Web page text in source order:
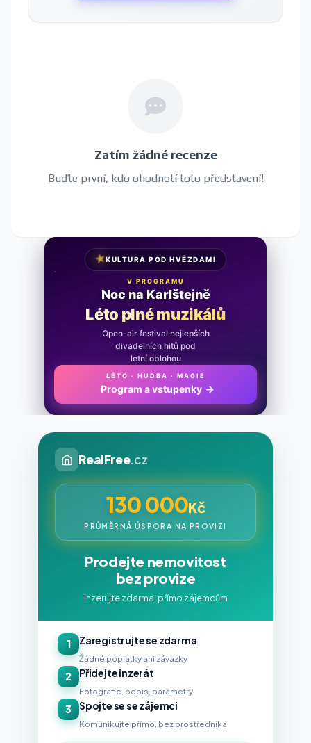
Zatím žádné recenze
Buďte první, kdo ohodnotí toto představení!
★KULTURA POD HVĚZDAMI
V PROGRAMU
Noc na Karlštejně
Léto plné muzikálů
Open-air festival nejlepších
divadelních hitů pod
letní oblohou
LÉTO · HUDBA · MAGIE
Program a vstupenky→
RealFree.cz
130 000Kč
PRŮMĚRNÁ ÚSPORA NA PROVIZI
Prodejte nemovitost
bez provize
Inzerujte zdarma, přímo zájemcům
1 Zaregistrujte se zdarma
Žádné poplatky ani závazky
2 Přidejte inzerát
Fotografie, popis, parametry
3 Spojte se se zájemci
Komunikujte přímo, bez prostředníka